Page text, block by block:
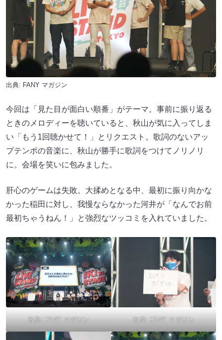
出典: FANY マガジン
今回は「見た目が面白い順番」がテーマ。事前に振り返る
ときのメロディーを聴いていると、秋山が気に入ってしま
い「もう1回聴かせて！」とリクエスト。歌詞のないアッ
プテンポの音楽に、秋山が勝手に歌詞をつけてノリノリ
に。会場を笑いに包みました。
肝心のゲームは失敗。大揉めとなる中、最初に振り向かな
かった稲田に対し、我慢ならなかった河井が「なんでお前
最初ちゃうねん！」と強烈なツッコミを入れていました。
出典: FANY マガジン 出典: FANY マガジン